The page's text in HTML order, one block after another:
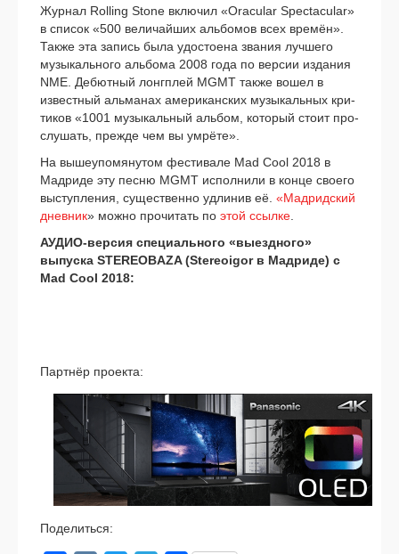
Журнал Rolling Stone вклю­чил «Oracular Spectacular»
в спи­сок «500 вели­чай­ших аль­бо­мов всех вре­мён».
Также эта запись была удо­сто­е­на зва­ния луч­ше­го
музы­каль­но­го аль­бо­ма 2008 года по вер­сии изда­ния
NME. Дебютный лонг­плей MGMT так­же вошел в
извест­ный аль­ма­нах аме­ри­кан­ских музы­каль­ных кри­
ти­ков «1001 музы­каль­ный аль­бом, кото­рый сто­ит про­
слу­шать, преж­де чем вы умрё­те».
На выше­упо­мя­ну­том фести­ва­ле Mad Cool 2018 в
Мадриде эту пес­ню MGMT испол­ни­ли в кон­це сво­е­го
выступ­ле­ния, суще­ствен­но удли­нив её. «Мадридский
днев­ник» мож­но про­чи­тать по этой ссыл­ке.
АУДИО-версия спе­ци­аль­но­го «выезд­но­го»
выпус­ка STEREOBAZA (Stereoigor в Мадриде) с
Mad Cool 2018:
Партнёр про­ек­та:
Поделиться: